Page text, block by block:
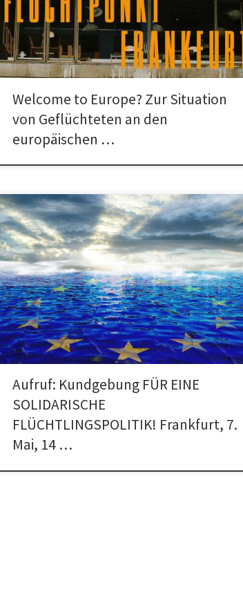
Schauspiel Frankfurt | […]
Welcome to Europe? Zur Situation
von Geflüchteten an den
europäischen …
FÜR EINE SOLIDARISCHE FLÜCHTLINGSPOLITIK! FÜR DAS
UNEINGESCHRÄNKTE MENSCHENRECHT AUF ASYL! NEIN ZUR
FESTUNG EUROPA! Samstag, 7. Mai, 14 Uhr
Hauptwache/Katharinenkirche […]
Aufruf: Kundgebung FÜR EINE
SOLIDARISCHE
FLÜCHTLINGSPOLITIK! Frankfurt, 7.
Mai, 14 …